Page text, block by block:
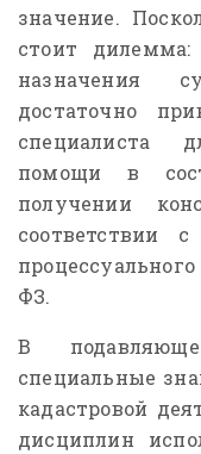
значение.
стоит
назначения
достаточно
специалиста
помощи в
получении
соответствии
ФЗ.
В
специальные
кадастровой
дисциплин